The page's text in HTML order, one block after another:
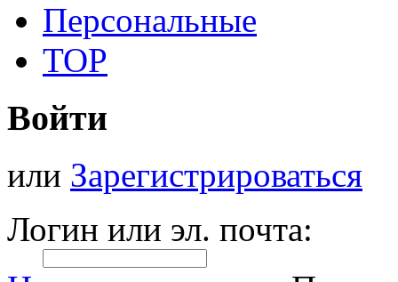
Персональные
TOP
Войти
или Зарегистрироваться
Логин или эл. почта: